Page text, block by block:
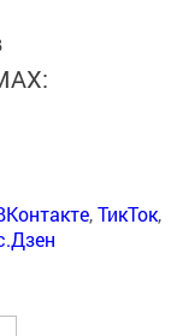
,ТикТок,